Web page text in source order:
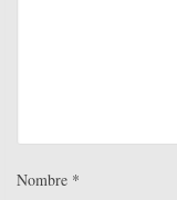
Nombre *